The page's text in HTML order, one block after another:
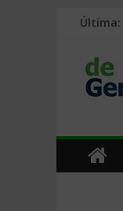
Última: